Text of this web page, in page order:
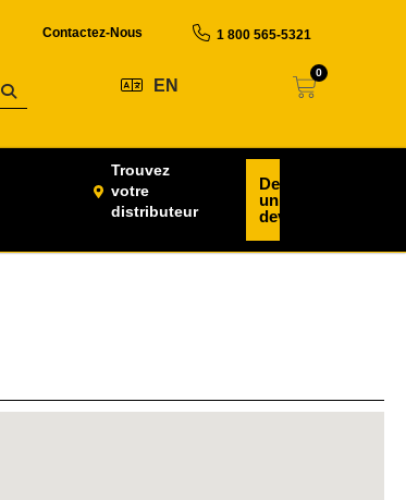
Contactez-Nous 1 800 565-5321
EN
0
Trouvez
votre
distributeur
Demander
un
devis